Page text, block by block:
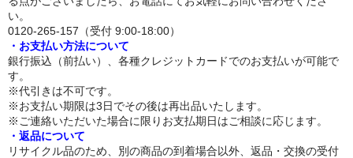
体重選択
0-10kg
21-30kg
31-40kg
い。
0120-265-157（受付 9:00-18:00）
・お支払い方法について
銀行振込（前払い）、各種クレジットカードでのお支払いが可能で
す。
※代引きは不可です。
※お支払い期限は3日でその後は再出品いたします。
※ご連絡いただいた場合に限りお支払期日はご相談に応じます。
・返品について
リサイクル品のため、別の商品の到着場合以外、返品・交換の受付